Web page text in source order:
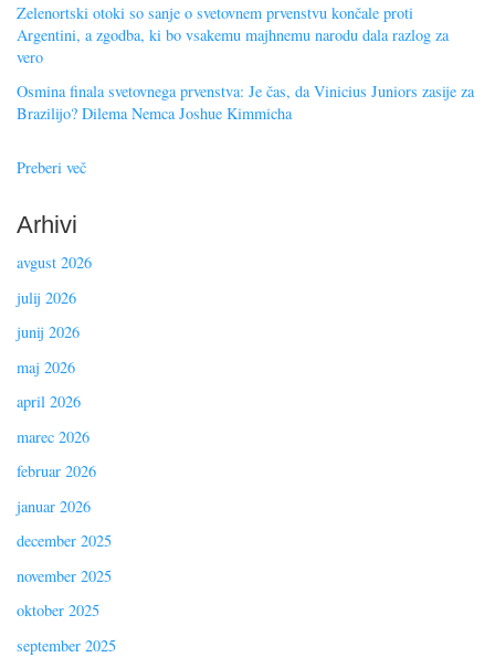
Zelenortski otoki so sanje o svetovnem prvenstvu končale proti
Argentini, a zgodba, ki bo vsakemu majhnemu narodu dala razlog za
vero
Osmina finala svetovnega prvenstva: Je čas, da Vinicius Juniors zasije za
Brazilijo? Dilema Nemca Joshue Kimmicha
Preberi več
Arhivi
avgust 2026
julij 2026
junij 2026
maj 2026
april 2026
marec 2026
februar 2026
januar 2026
december 2025
november 2025
oktober 2025
september 2025